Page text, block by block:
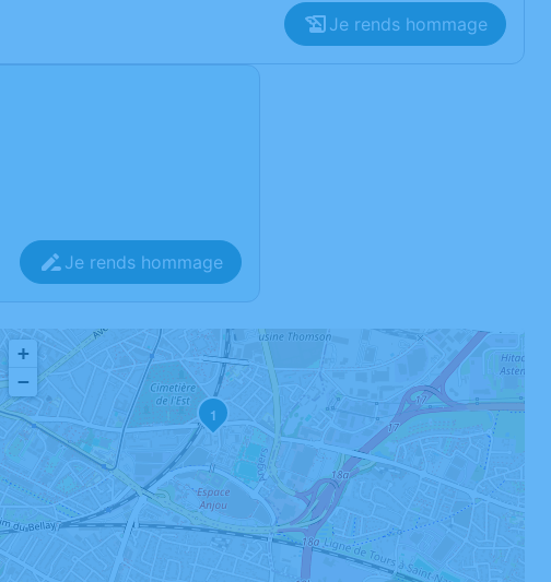
Je rends hommage
Je rends hommage
1
+
−